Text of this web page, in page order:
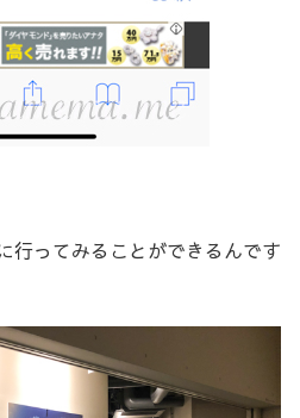
行ってみることができるんです